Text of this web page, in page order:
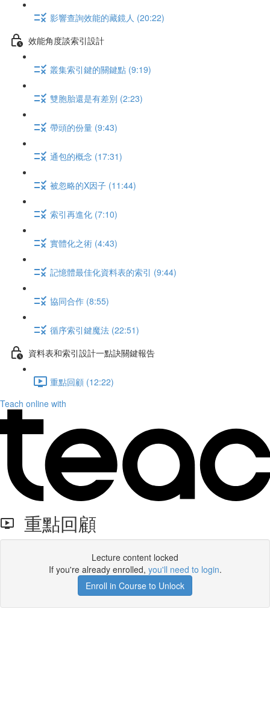
影響查詢效能的藏鏡人 (20:22)
效能角度談索引設計
叢集索引鍵的關鍵點 (9:19)
雙胞胎還是有差別 (2:23)
帶頭的份量 (9:43)
通包的概念 (17:31)
被忽略的X因子 (11:44)
索引再進化 (7:10)
實體化之術 (4:43)
記憶體最佳化資料表的索引 (9:44)
協同合作 (8:55)
循序索引鍵魔法 (22:51)
資料表和索引設計一點訣關鍵報告
重點回顧 (12:22)
Teach online with
重點回顧
Lecture content locked
If you're already enrolled, you'll need to login.
Enroll in Course to Unlock